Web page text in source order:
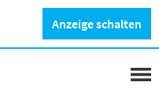
Anzeige schalten